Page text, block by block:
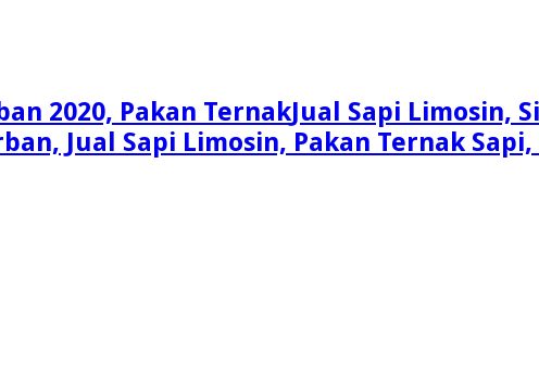
Jual Sapi Limosin,
Jual Sapi Limosin, Pakan Ternak